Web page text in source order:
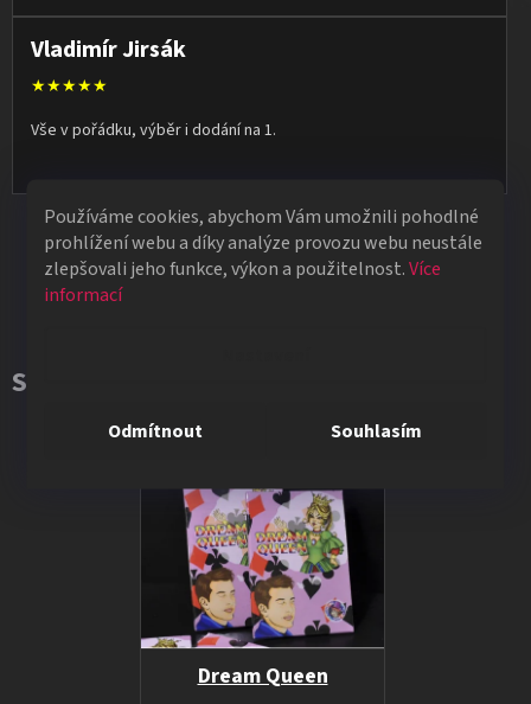
Používáme cookies, abychom Vám umožnili pohodlné
prohlížení webu a díky analýze provozu webu neustále
zlepšovali jeho funkce, výkon a použitelnost.Více
informací
Odmítnout Souhlasím
Vladimír Jirsák
★★★★★
Vše v pořádku, výběr i dodání na 1.
Všechna hodnocení
Související produkty
Dream Queen